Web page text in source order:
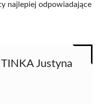
najlepiej odpowiadające
Justyna